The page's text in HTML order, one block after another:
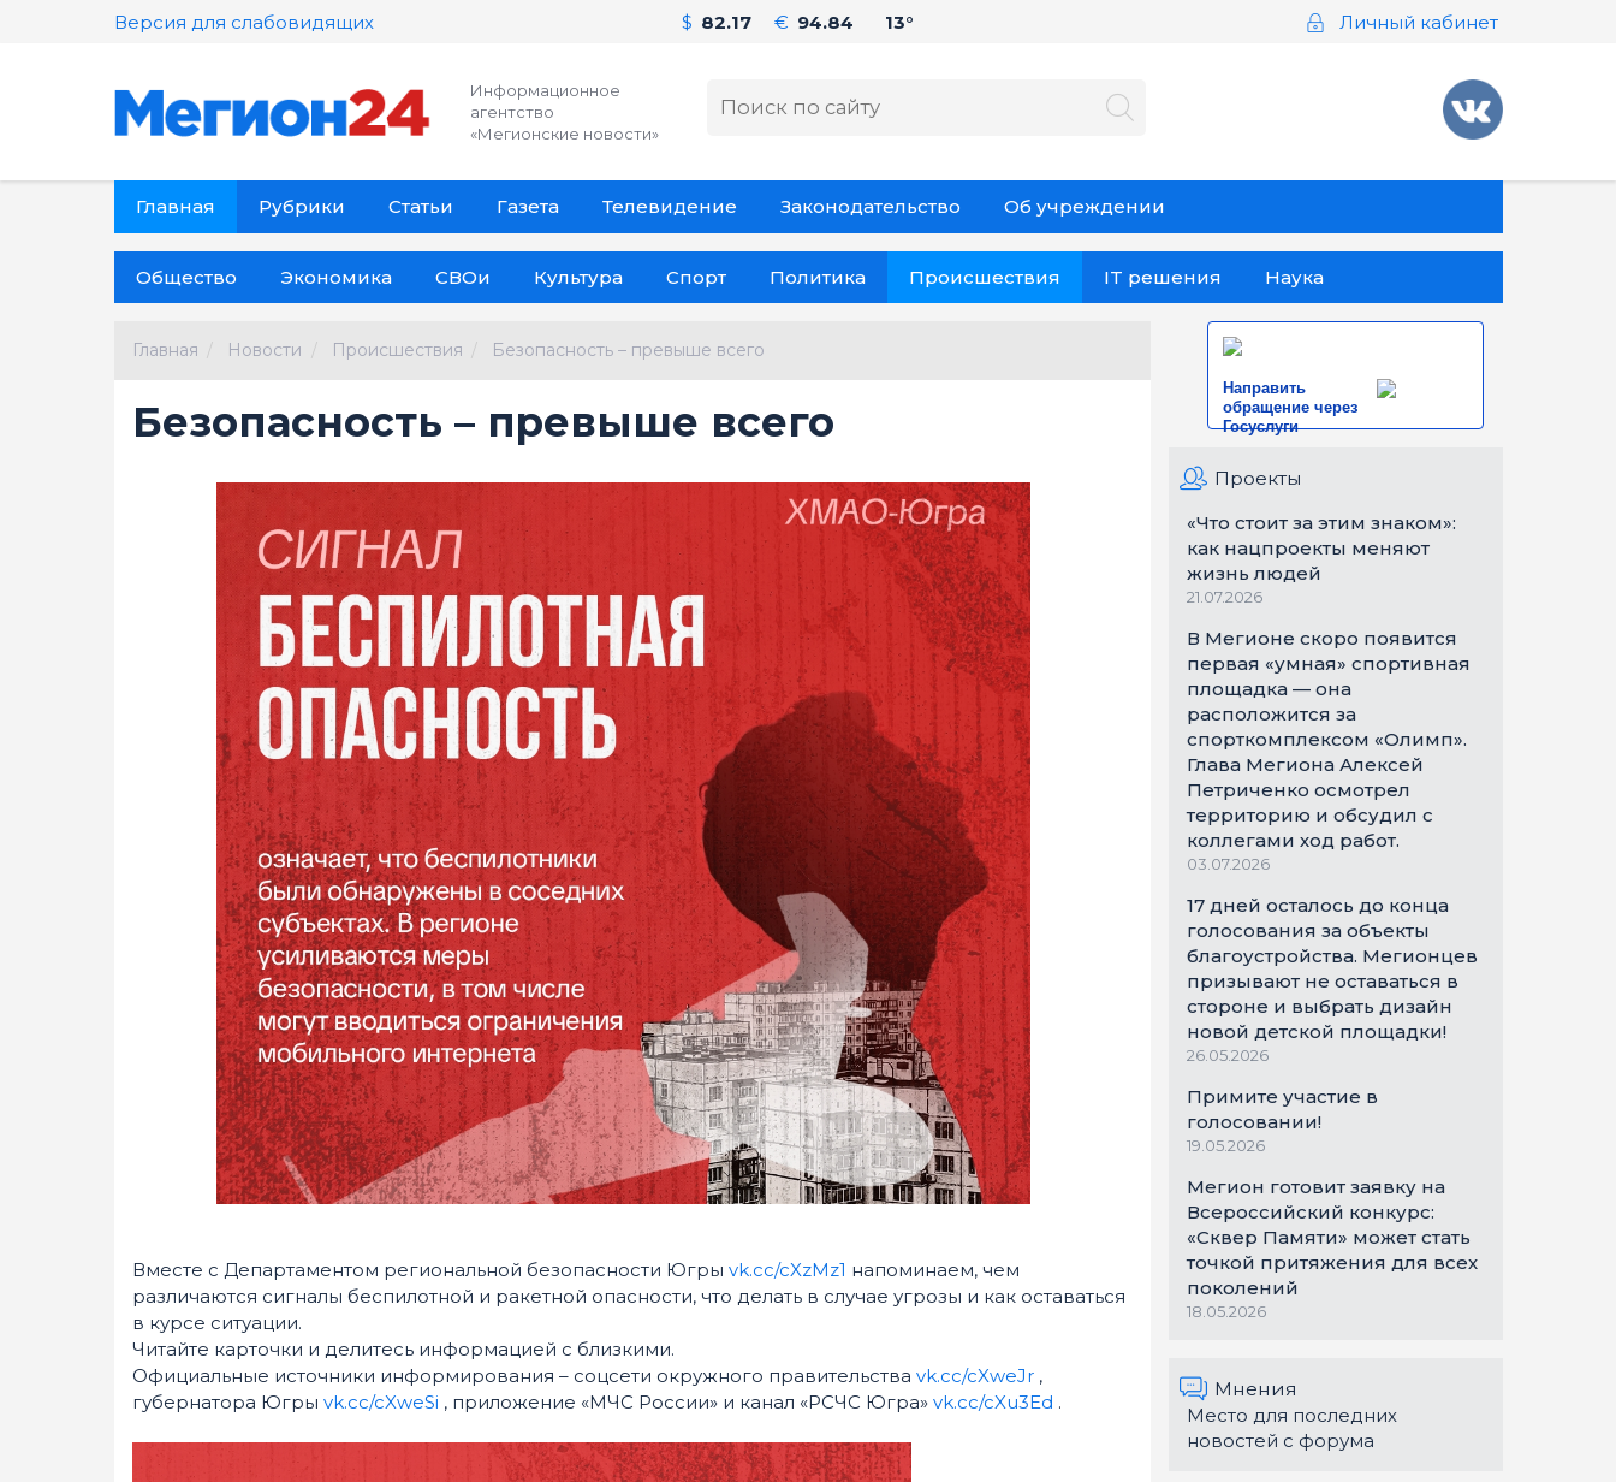
Версия для слабовидящих $ 82.17 € 94.84 13° Личный кабинет
Информационное
агентство
«Мегионские новости»
Главная Рубрики Статьи Газета Телевидение Законодательство Об учреждении
Общество Экономика СВОи Культура Спорт Политика Происшествия IT решения Наука
Главная Новости Происшествия Безопасность – превыше всего
Безопасность – превыше всего
Вместе с Департаментом региональной безопасности Югры vk.cc/cXzMz1 напоминаем, чем
различаются сигналы беспилотной и ракетной опасности, что делать в случае угрозы и как оставаться
в курсе ситуации.
Читайте карточки и делитесь информацией с близкими.
Официальные источники информирования – соцсети окружного правительства vk.cc/cXweJr,
губернатора Югры vk.cc/cXweSi , приложение «МЧС России» и канал «РСЧС Югра» vk.cc/cXu3Ed .
Направить
обращение через
Госуслуги
Проекты
«Что стоит за этим знаком»:
как нацпроекты меняют
жизнь людей
21.07.2026
В Мегионе скоро появится
первая «умная» спортивная
площадка — она
расположится за
спорткомплексом «Олимп».
Глава Мегиона Алексей
Петриченко осмотрел
территорию и обсудил с
коллегами ход работ.
03.07.2026
17 дней осталось до конца
голосования за объекты
благоустройства. Мегионцев
призывают не оставаться в
стороне и выбрать дизайн
новой детской площадки!
26.05.2026
Примите участие в
голосовании!
19.05.2026
Мегион готовит заявку на
Всероссийский конкурс:
«Сквер Памяти» может стать
точкой притяжения для всех
поколений
18.05.2026
Мнения
Место для последних
новостей с форума